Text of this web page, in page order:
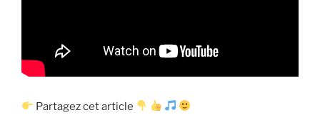
Partagez cet article